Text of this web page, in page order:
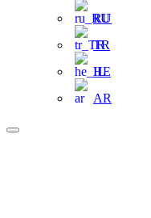
RU
TR
HE
AR